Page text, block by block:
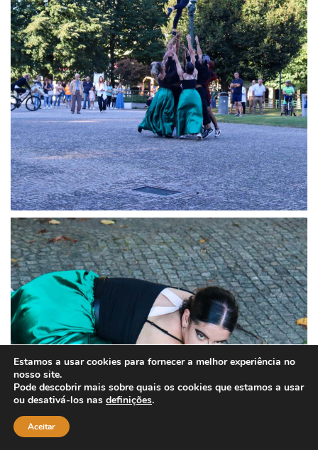
Estamos a usar cookies para fornecer a melhor experiência no
nosso site.
Pode descobrir mais sobre quais os cookies que estamos a usar
ou desativá-los nas definições.
Aceitar